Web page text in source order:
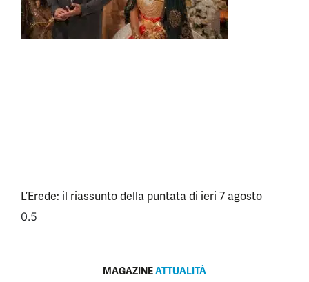
L’Erede: il riassunto della puntata di ieri 7 agosto
MAGAZINEATTUALITÀ